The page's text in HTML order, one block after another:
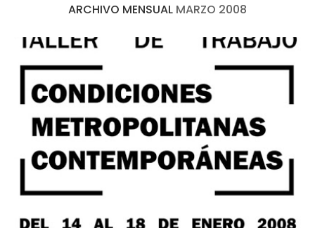
ARCHIVO MENSUAL MARZO 2008